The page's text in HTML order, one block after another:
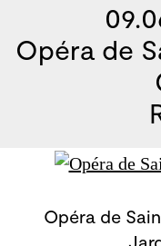
Opéra de
Opéra de